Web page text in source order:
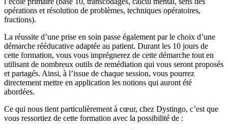
opérations et résolution de problèmes, techniques opératoires,
fractions).
La réussite d’une prise en soin passe également par le choix d’une
démarche rééducative adaptée au patient. Durant les 10 jours de
cette formation, vous vous imprégnerez de cette démarche tout en
utilisant de nombreux outils de remédiation qui vous seront proposés
et partagés. Ainsi, à l’issue de chaque session, vous pourrez
directement mettre en application les notions qui auront été
abordées.
Ce qui nous tient particulièrement à cœur, chez Dystingo, c’est que
vous ressortiez de cette formation avec la possibilité de :